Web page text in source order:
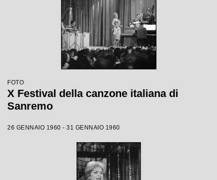
FOTO
X Festival della canzone italiana di
Sanremo
26 GENNAIO 1960 - 31 GENNAIO 1960